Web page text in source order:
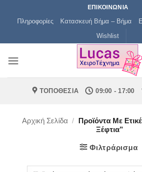
ΕΠΙΚΟΙΝΩΝΙΑ
Πληροφορίες Κατασκευή Βήμα – Βήμα
Wishlist
ΤΟΠΟΘΕΣΙΑ 09:00 - 17:00
Αρχική Σελίδα / Προϊόντα Με
Ξέφτια”
Φιλτράρισμα